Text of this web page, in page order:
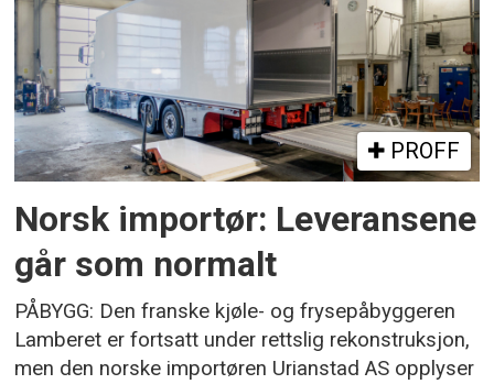
PROFF
Norsk importør: Leveransene
går som normalt
PÅBYGG: Den franske kjøle- og frysepåbyggeren
Lamberet er fortsatt under rettslig rekonstruksjon,
men den norske importøren Urianstad AS opplyser